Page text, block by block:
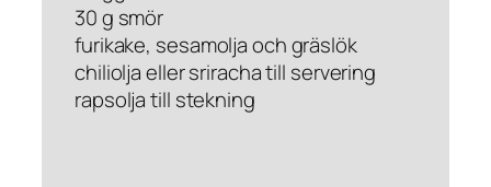
30 g smör
furikake, sesamolja och gräslök
chiliolja eller sriracha till servering
rapsolja till stekning